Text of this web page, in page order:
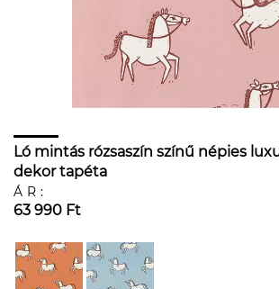
Ló mintás rózsaszín színű népies
dekor tapéta
ÁR:
63 990 Ft